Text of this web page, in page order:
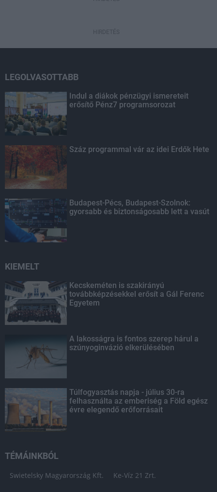
HIRDETÉS
LEGOLVASOTTABB
Indul a diákok pénzügyi ismereteit
erősítő Pénz7 programsorozat
Száz programmal vár az idei Erdők Hete
Budapest-Pécs, Budapest-Szolnok:
gyorsabb és biztonságosabb lett a vasút
KIEMELT
Kecskeméten is szakirányú
továbbképzésekkel erősít a Gál Ferenc
Egyetem
A lakosságra is fontos szerep hárul a
szúnyoginvázió elkerülésében
Túlfogyasztás napja - július 30-ra
felhasználta az emberiség a Föld egész
évre elegendő erőforrásait
TÉMÁINKBÓL
Swietelsky Magyarország Kft. Ke-Víz 21 Zrt.